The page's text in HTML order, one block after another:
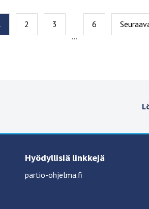
2
3
…
6
Hyödyllisiä linkkejä
partio-ohjelma.fi